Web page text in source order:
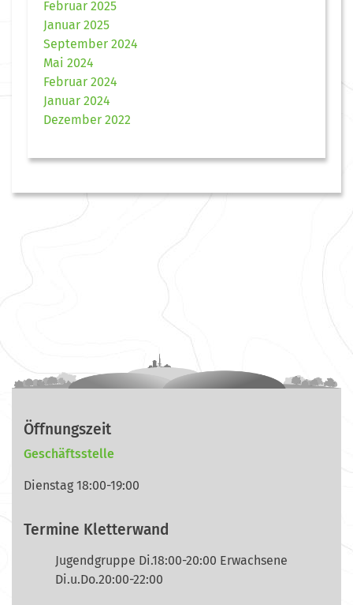
Februar 2025
Januar 2025
September 2024
Mai 2024
Februar 2024
Januar 2024
Dezember 2022
Öffnungszeit
Geschäftsstelle
Dienstag 18:00-19:00
Termine Kletterwand
Jugendgruppe Di.18:00-20:00 Erwachsene
Di.u.Do.20:00-22:00